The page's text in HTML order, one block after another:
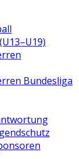
Bundesliga